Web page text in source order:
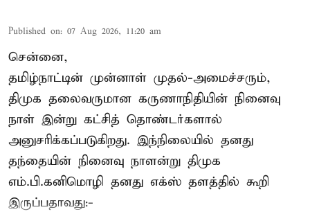
Published on: 07 Aug 2026, 11:20 am
சென்னை,
தமிழ்நாட்டின் முன்னாள் முதல்-அமைச்சரும்,
திமுக தலைவருமான கருணாநிதியின் நினைவு
நாள் இன்று கட்சித் தொண்டர்களால்
அனுசரிக்கப்படுகிறது. இந்நிலையில் தனது
தந்தையின் நினைவு நாளன்று திமுக
எம்.பி.கனிமொழி தனது எக்ஸ் தளத்தில் கூறி
இருப்பதாவது:-